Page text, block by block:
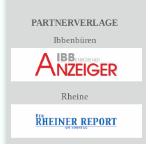
PARTNERVERLAGE
Ibbenbüren
Rheine